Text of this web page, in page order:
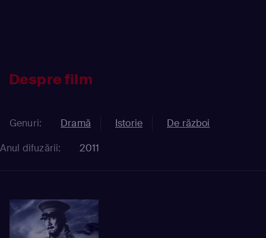
Despre film
Genuri: Dramă Istorie
De război
Anul difuzării:
2011